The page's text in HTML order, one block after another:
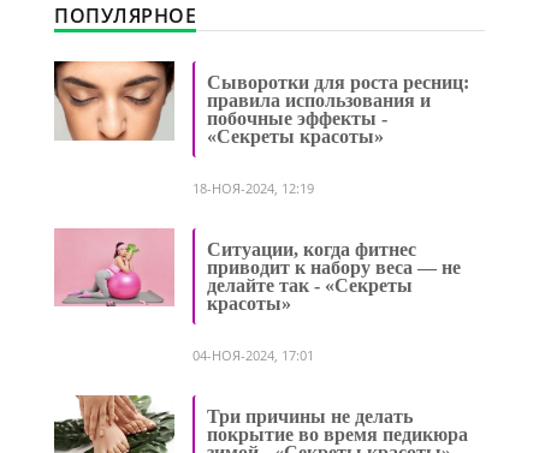
ПОПУЛЯРНОЕ
Сыворотки для роста ресниц:
правила использования и
побочные эффекты -
«Секреты красоты»
18-НОЯ-2024, 12:19
Ситуации, когда фитнес
приводит к набору веса — не
делайте так - «Секреты
красоты»
04-НОЯ-2024, 17:01
Три причины не делать
покрытие во время педикюра